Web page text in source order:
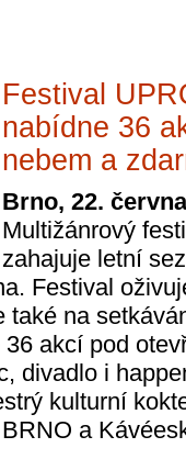
Festival
nabídne 36
nebem a
Brno, 22.
Multižánrový
zahajuje letní
Festival
také na
akcí pod
divadlo i
kulturní
a